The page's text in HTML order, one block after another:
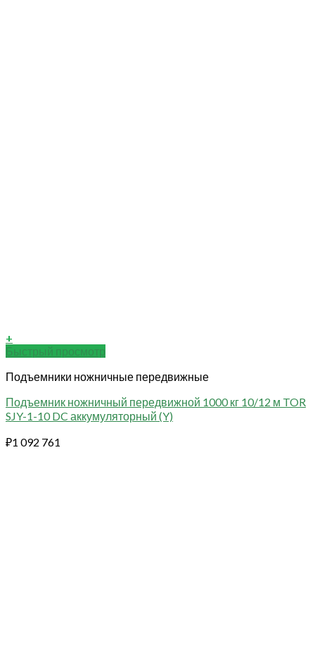
+
Быстрый просмотр
Подъемники ножничные передвижные
Подъемник ножничный передвижной 1000 кг 10/12 м TOR
SJY-1-10 DC аккумуляторный (Y)
₽1 092 761